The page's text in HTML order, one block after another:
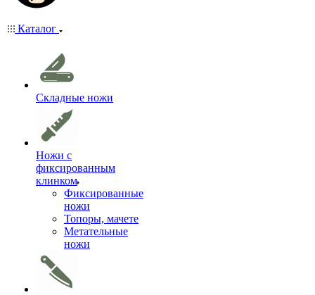
Каталог
Складные ножи
Ножи с
фиксированным
клинком
Фиксированные
ножи
Топоры, мачете
Метательные
ножи